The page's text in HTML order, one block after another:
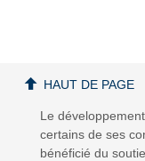
Le
certains de ses
bénéficié du
HAUT DE PAGE